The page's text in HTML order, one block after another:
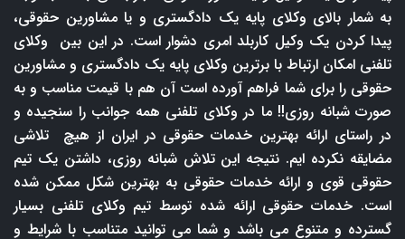
به شمار بالای وکلای پایه یک دادگستری و یا مشاورین حقوقی،
پیدا کردن یک وکیل کاربلد امری دشوار است. در این بین وکلای
تلفنی امکان ارتباط با برترین وکلای پایه یک دادگستری و مشاورین
حقوقی را برای شما فراهم آورده است آن هم با قیمت مناسب و به
صورت شبانه روزی!! ما در وکلای تلفنی همه جوانب را سنجیده و
در راستای ارائه بهترین خدمات حقوقی در ایران از هیچ تلاشی
مضایقه نکرده ایم. نتیجه این تلاش شبانه روزی، داشتن یک تیم
حقوقی قوی و ارائه خدمات حقوقی به بهترین شکل ممکن شده
است. خدمات حقوقی ارائه شده توسط تیم وکلای تلفنی بسیار
گسترده و متنوع می باشد و شما می توانید متناسب با شرایط و